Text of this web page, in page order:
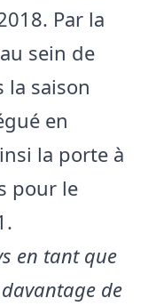
Par la
sein de
la saison
en
la porte à
pour le
en tant que
de